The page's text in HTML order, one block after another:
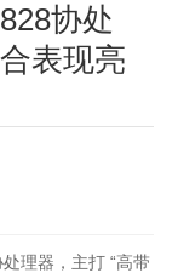
协处
表现亮
理器，主打 “高带